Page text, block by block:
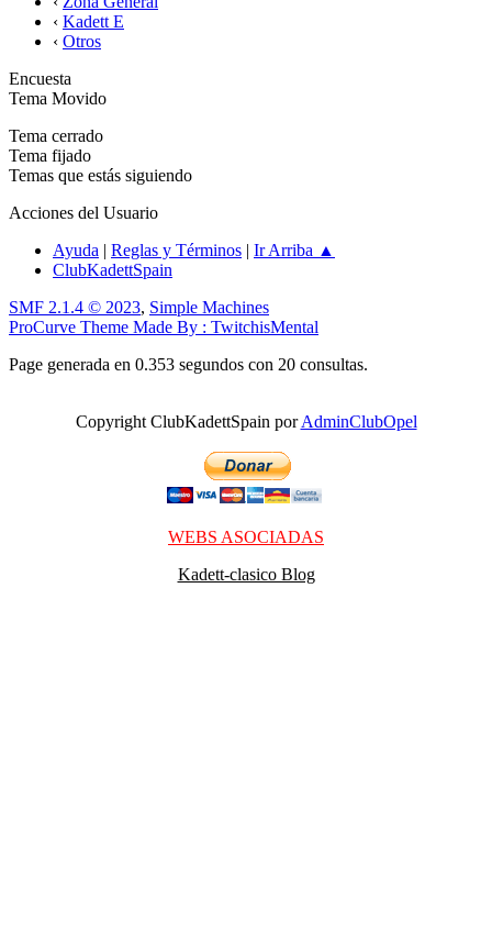
‹ Kadett E
‹ Otros
Encuesta
Tema Movido
Tema cerrado
Tema fijado
Temas que estás siguiendo
Acciones del Usuario
Ayuda | Reglas y Términos | Ir Arriba ▲
ClubKadettSpain
SMF 2.1.4 © 2023, Simple Machines
ProCurve Theme Made By : TwitchisMental
Page generada en 0.353 segundos con 20 consultas.
Copyright ClubKadettSpain porAdminClubOpel
WEBS ASOCIADAS
Kadett-clasico Blog